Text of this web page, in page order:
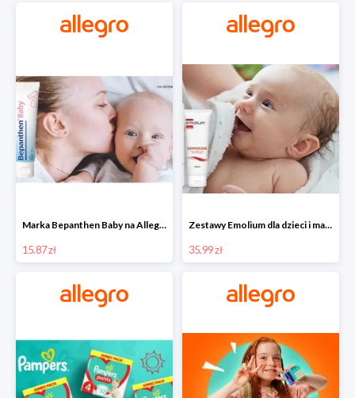
Marka Bepanthen Baby na Allegro od 15,87 zł!
15.87 zł
Zestawy Emolium dla dzieci i mam na Allegro od 35,99 zł
35.99 zł